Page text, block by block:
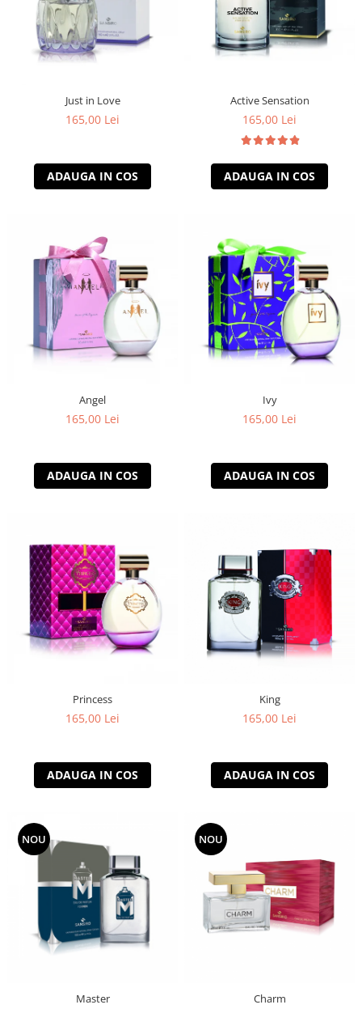
Just in Love
165,00 Lei
ADAUGA IN COS
Active Sensation
165,00 Lei
ADAUGA IN COS
Angel
165,00 Lei
ADAUGA IN COS
Ivy
165,00 Lei
ADAUGA IN COS
Princess
165,00 Lei
ADAUGA IN COS
King
165,00 Lei
ADAUGA IN COS
NOU
Master
NOU
Charm